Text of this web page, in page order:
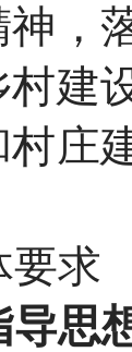
，
建
村庄
要求
导思